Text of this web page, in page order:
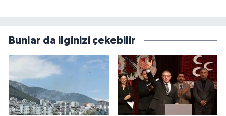
Bunlar da ilginizi çekebilir